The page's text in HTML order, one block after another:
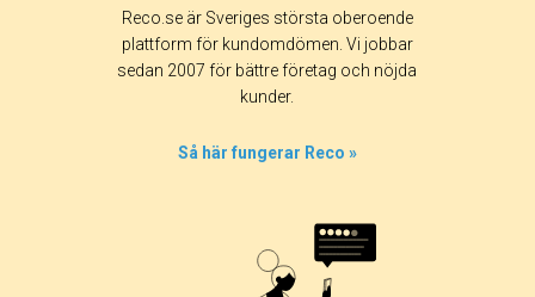
Reco.se är Sveriges största oberoende
plattform för kundomdömen. Vi jobbar
sedan 2007 för bättre företag och nöjda
kunder.
Så här fungerar Reco »